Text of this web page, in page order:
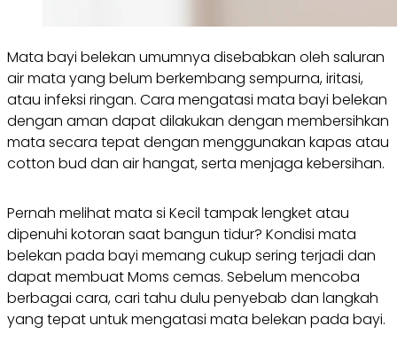
Mata bayi belekan umumnya disebabkan oleh saluran
air mata yang belum berkembang sempurna, iritasi,
atau infeksi ringan. Cara mengatasi mata bayi belekan
dengan aman dapat dilakukan dengan membersihkan
mata secara tepat dengan menggunakan kapas atau
cotton bud dan air hangat, serta menjaga kebersihan.
Pernah melihat mata si Kecil tampak lengket atau
dipenuhi kotoran saat bangun tidur? Kondisi mata
belekan pada bayi memang cukup sering terjadi dan
dapat membuat Moms cemas. Sebelum mencoba
berbagai cara, cari tahu dulu penyebab dan langkah
yang tepat untuk mengatasi mata belekan pada bayi.